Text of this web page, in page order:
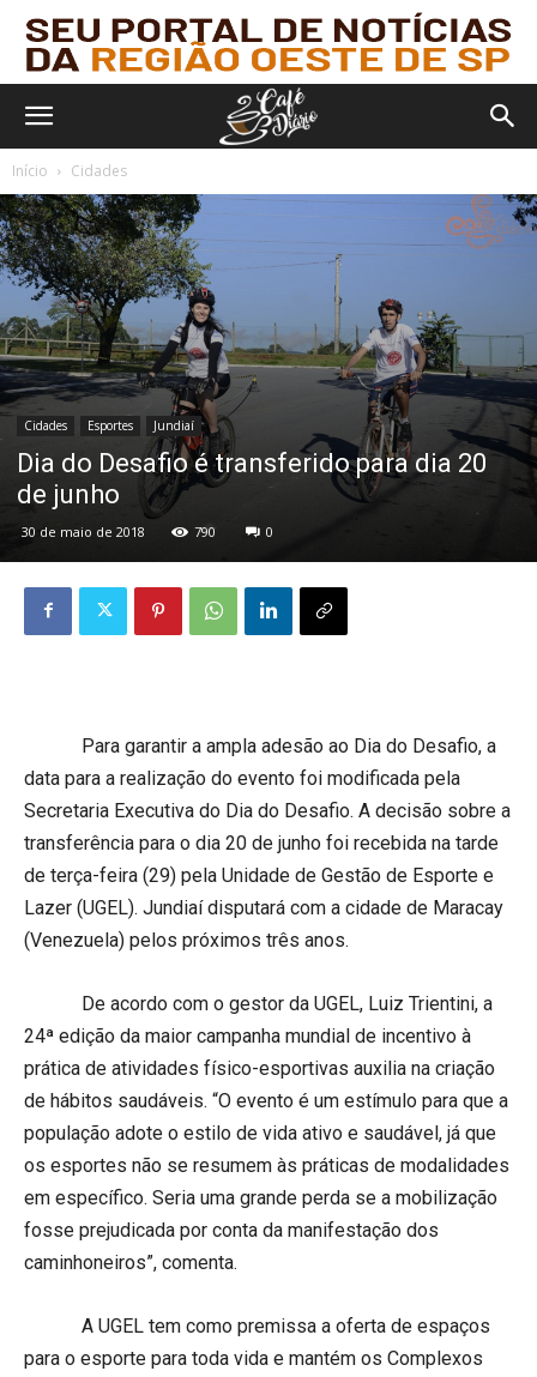
Início Cidades
Cidades Esportes Jundiaí
Dia do Desafio é transferido para dia 20
de junho
30 de maio de 2018 790 0
Para garantir a ampla adesão ao Dia do Desafio, a
data para a realização do evento foi modificada pela
Secretaria Executiva do Dia do Desafio. A decisão sobre a
transferência para o dia 20 de junho foi recebida na tarde
de terça-feira (29) pela Unidade de Gestão de Esporte e
Lazer (UGEL). Jundiaí disputará com a cidade de Maracay
(Venezuela) pelos próximos três anos.
De acordo com o gestor da UGEL, Luiz Trientini, a
24ª edição da maior campanha mundial de incentivo à
prática de atividades físico-esportivas auxilia na criação
de hábitos saudáveis. “O evento é um estímulo para que a
população adote o estilo de vida ativo e saudável, já que
os esportes não se resumem às práticas de modalidades
em específico. Seria uma grande perda se a mobilização
fosse prejudicada por conta da manifestação dos
caminhoneiros”, comenta.
A UGEL tem como premissa a oferta de espaços
para o esporte para toda vida e mantém os Complexos